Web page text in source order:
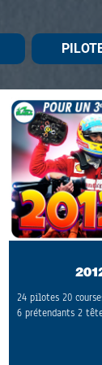
24 pilotes 20
6 prétendants 2